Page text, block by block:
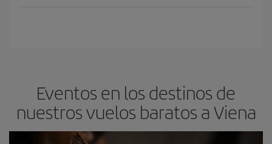
Eventos en los destinos de
nuestros vuelos baratos a Viena